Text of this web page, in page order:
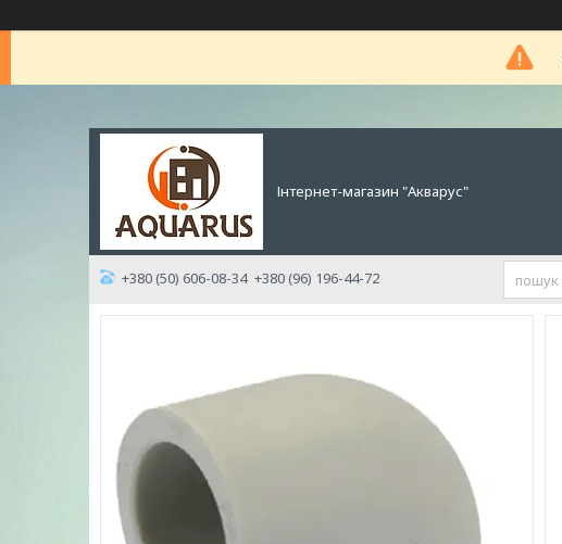
Інтернет-магазин "Акварус"
+380 (50) 606-08-34 +380 (96) 196-44-72